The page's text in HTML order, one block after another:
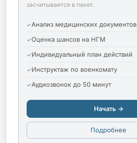
засчитывается в пакет.
Анализ медицинских документов
Оценка шансов на НГМ
Индивидуальный план действий
Инструктаж по военкомату
Аудиозвонок до 50 минут
Начать →
Подробнее